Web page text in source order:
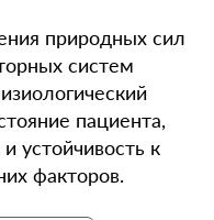
природных сил
систем
пациента,
устойчивость к
факторов.